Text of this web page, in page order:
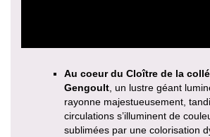
Au coeur du Cloître de la
Gengoult , un lustre géant
rayonne majestueusement,
circulations s’illuminent de
sublimées par une colorisation